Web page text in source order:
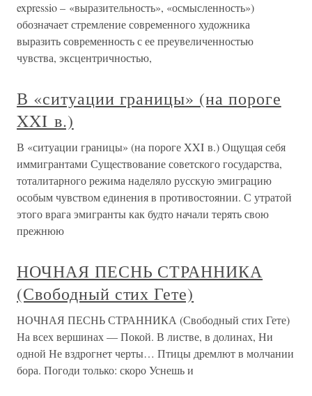
expressio – «выразительность», «осмысленность»)
обозначает стремление современного художника
выразить современность с ее преувеличенностью
чувства, эксцентричностью,
В «ситуации границы» (на пороге
XXI в.)
В «ситуации границы» (на пороге XXI в.) Ощущая себя
иммигрантами Существование советского государства,
тоталитарного режима наделяло русскую эмиграцию
особым чувством единения в противостоянии. С утратой
этого врага эмигранты как будто начали терять свою
прежнюю
НОЧНАЯ ПЕСНЬ СТРАННИКА
(Свободный стих Гете)
НОЧНАЯ ПЕСНЬ СТРАННИКА (Свободный стих Гете)
На всех вершинах — Покой. В листве, в долинах, Ни
одной Не вздрогнет черты… Птицы дремлют в молчании
бора. Погоди только: скоро Уснешь и